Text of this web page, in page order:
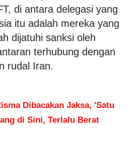
di antara delegasi yang
itu adalah mereka yang
dijatuhi sanksi oleh
terhubung dengan
rudal Iran.
Dibacakan Jaksa, 'Satu
di Sini, Terlalu Berat